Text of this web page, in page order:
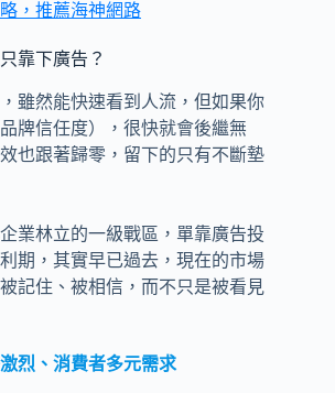
，推薦海神網路
靠下廣告？
雖然能快速看到人流，但如果你
牌信任度），很快就會後繼無
也跟著歸零，留下的只有不斷墊
業林立的一級戰區，單靠廣告投
期，其實早已過去，現在的市場
記住、被相信，而不只是被看見
烈、消費者多元需求